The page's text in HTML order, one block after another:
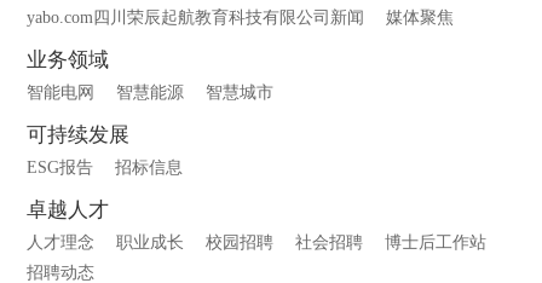
yabo.com四川荣辰起航教育科技有限公司新闻 媒体聚焦
业务领域
智能电网 智慧能源 智慧城市
可持续发展
ESG报告 招标信息
卓越人才
人才理念 职业成长 校园招聘 社会招聘
博士后工作站
招聘动态